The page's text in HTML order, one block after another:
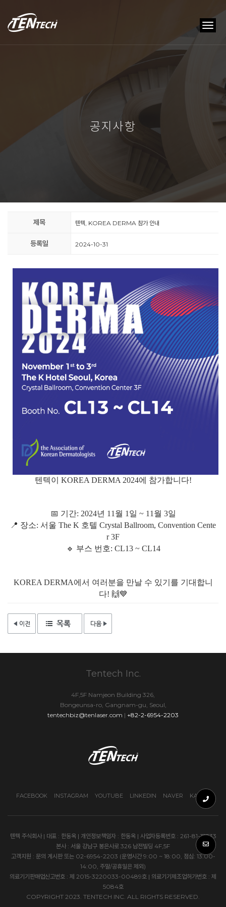
공지사항
제목 텐텍, KOREA DERMA 참가 안내
등록일 2024-10-31
텐텍이 KOREA DERMA 2024에 참가합니다!
📅 기간: 2024년 11월 1일 ~ 11월 3일
📍 장소: 서울 The K 호텔 Crystal Ballroom, Convention Cente
r 3F
🔹 부스 번호: CL13 ~ CL14
KOREA DERMA에서 여러분을 만날 수 있기를 기대합니
다! 🙌💙
Tentech Inc.
4F,5F Namjeon Building 326,
Bongeunsa-ro, Gangnam-gu, Seoul,
tentechbiz@tenlaser.com | +82-2-6954-2203
FACEBOOK INSTAGRAM YOUTUBE LINKEDIN NAVER KAKAO
텐텍 주식회사 | 대표 : 한동옥 | 개인정보책임자 : 한동옥 | 사업자등록번호 : 261-81-17333
본사 : 서울 강남구 봉은사로 326 남전빌딩 4F,5F
고객지원 : 문의 게시판 또는 02-6954-2203 (운영시간 9:00 ~ 18:00, 점심: 13:00-
14:00, 주말/공휴일은 제외)
의료기기판매업신고번호 : 제 2015-3220033-00489호 | 의료기기제조업허가번호 : 제
5084호
COPYRIGHT 2023. TENTECH INC. ALL RIGHTS RESERVED.